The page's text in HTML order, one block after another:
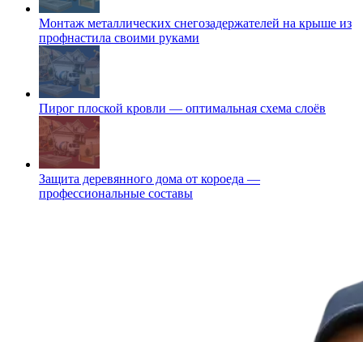
Монтаж металлических снегозадержателей на крыше из
профнастила своими руками
Пирог плоской кровли — оптимальная схема слоёв
Защита деревянного дома от короеда —
профессиональные составы